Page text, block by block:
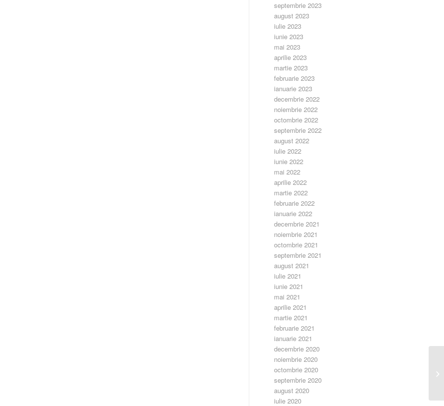
septembrie 2023
august 2023
iulie 2023
iunie 2023
mai 2023
aprilie 2023
martie 2023
februarie 2023
ianuarie 2023
decembrie 2022
noiembrie 2022
octombrie 2022
septembrie 2022
august 2022
iulie 2022
iunie 2022
mai 2022
aprilie 2022
martie 2022
februarie 2022
ianuarie 2022
decembrie 2021
noiembrie 2021
octombrie 2021
septembrie 2021
august 2021
iulie 2021
iunie 2021
mai 2021
aprilie 2021
martie 2021
februarie 2021
ianuarie 2021
decembrie 2020
noiembrie 2020
octombrie 2020
septembrie 2020
august 2020
iulie 2020